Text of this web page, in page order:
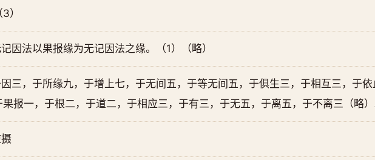
）
因法以果报缘为无记因法之缘。（1）（略）
三，于所缘九，于增上七，于无间五，于等无间五，于俱生三，于相互三，于
果报一，于根二，于道二，于相应三，于有三，于无五，于离五，于不离三（略）